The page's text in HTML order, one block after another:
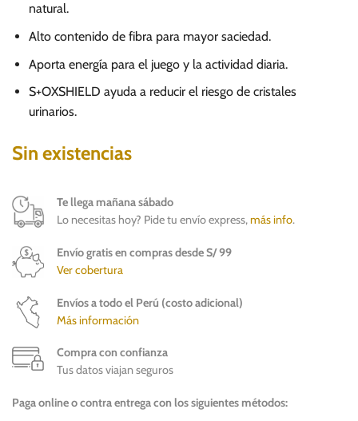
natural.
Alto contenido de fibra para mayor saciedad.
Aporta energía para el juego y la actividad diaria.
S+OXSHIELD ayuda a reducir el riesgo de cristales
urinarios.
Sin existencias
Te llega mañana sábado
Lo necesitas hoy? Pide tu envío express,más info.
Envío gratis en compras desde S/ 99
Ver cobertura
Envíos a todo el Perú (costo adicional)
Más información
Compra con confianza
Tus datos viajan seguros
Paga online o contra entrega con los siguientes métodos: